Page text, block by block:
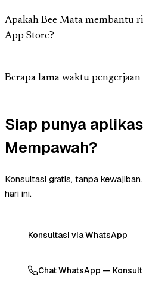
Apakah Bee Mata membantu
App Store?
Berapa lama waktu pengerjaan
Siap punya
Mempawah?
Konsultasi gratis, tanpa
hari ini.
Konsultasi via WhatsApp
Chat WhatsApp —